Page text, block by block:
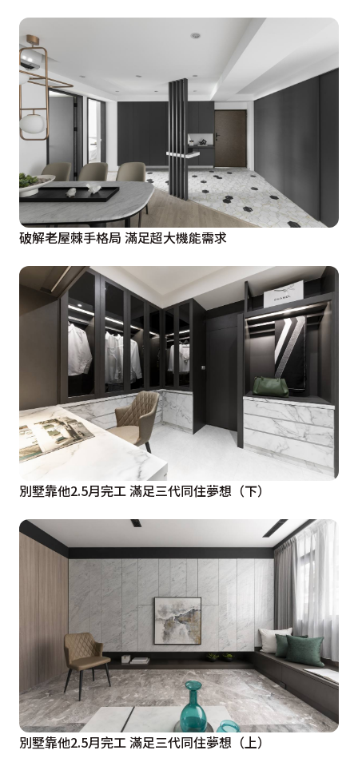
破解老屋棘手格局 滿足超大機能需求
別墅靠他2.5月完工 滿足三代同住夢想（下）
別墅靠他2.5月完工 滿足三代同住夢想（上）